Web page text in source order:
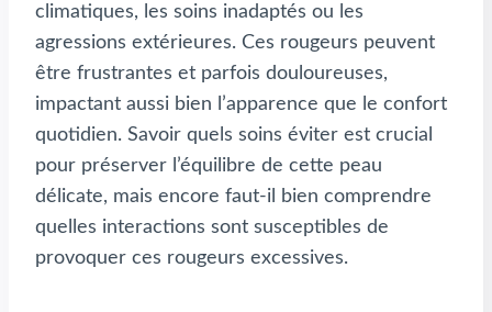
climatiques, les soins inadaptés ou les
agressions extérieures. Ces rougeurs peuvent
être frustrantes et parfois douloureuses,
impactant aussi bien l’apparence que le confort
quotidien. Savoir quels soins éviter est crucial
pour préserver l’équilibre de cette peau
délicate, mais encore faut-il bien comprendre
quelles interactions sont susceptibles de
provoquer ces rougeurs excessives.